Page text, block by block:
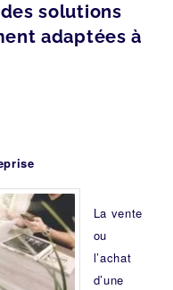
solutions
adaptées à
La vente
ou
l’achat
d’une